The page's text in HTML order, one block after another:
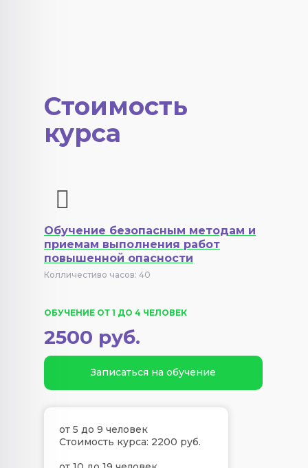
Стоимость
курса
Обучение безопасным методам и
приемам выполнения работ
повышенной опасности
Колличестиво часов: 40
Записаться на обучение
ОБУЧЕНИЕ ОТ 1 ДО 4 ЧЕЛОВЕК
2500 руб.
от 5 до 9 человек
Стоимость курса: 2200 руб.